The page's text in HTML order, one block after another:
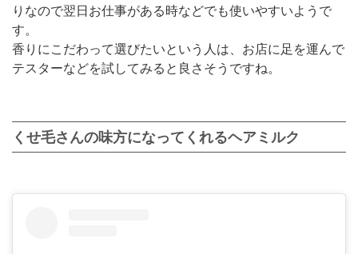
りなので翌日お仕事がある時などでも使いやすいようで
す。
香りにこだわって選びたいという人は、お店に足を運んで
テスターなどを試してみると良さそうですね。
くせ毛さんの味方になってくれるヘアミルク